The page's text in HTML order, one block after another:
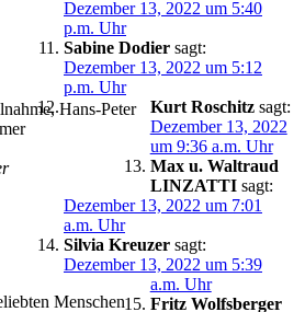
Hans-Peter
Menschen
Dezember 13, 2022 um 5:40
p.m. Uhr
Sabine Dodier sagt:
Dezember 13, 2022 um 5:12
p.m. Uhr
Kurt Roschitz sagt:
Dezember 13, 2022
um 9:36 a.m. Uhr
Max u. Waltraud
LINZATTI sagt:
Dezember 13, 2022 um 7:01
a.m. Uhr
Silvia Kreuzer sagt:
Dezember 13, 2022 um 5:39
a.m. Uhr
Fritz Wolfsberger